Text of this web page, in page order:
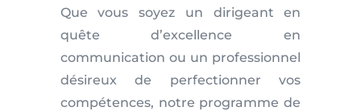
Que vous soyez un dirigeant en
quête d’excellence en
communication ou un professionnel
désireux de perfectionner vos
compétences, notre programme de